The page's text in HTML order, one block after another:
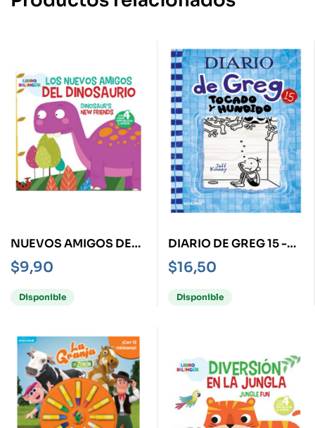
NUEVOS AMIGOS DEL
DINOSAURIO, LOS -
LIBRO BILINGÜE-
$9,90
Disponible
DIARIO DE GREG 15 -
TOCADO Y HUNDIDO-
$16,50
Disponible